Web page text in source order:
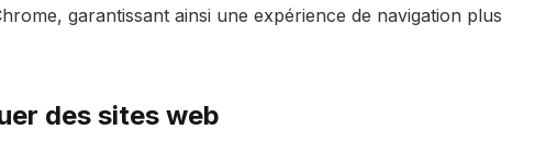
garantissant ainsi une expérience de navigation plus
des sites web